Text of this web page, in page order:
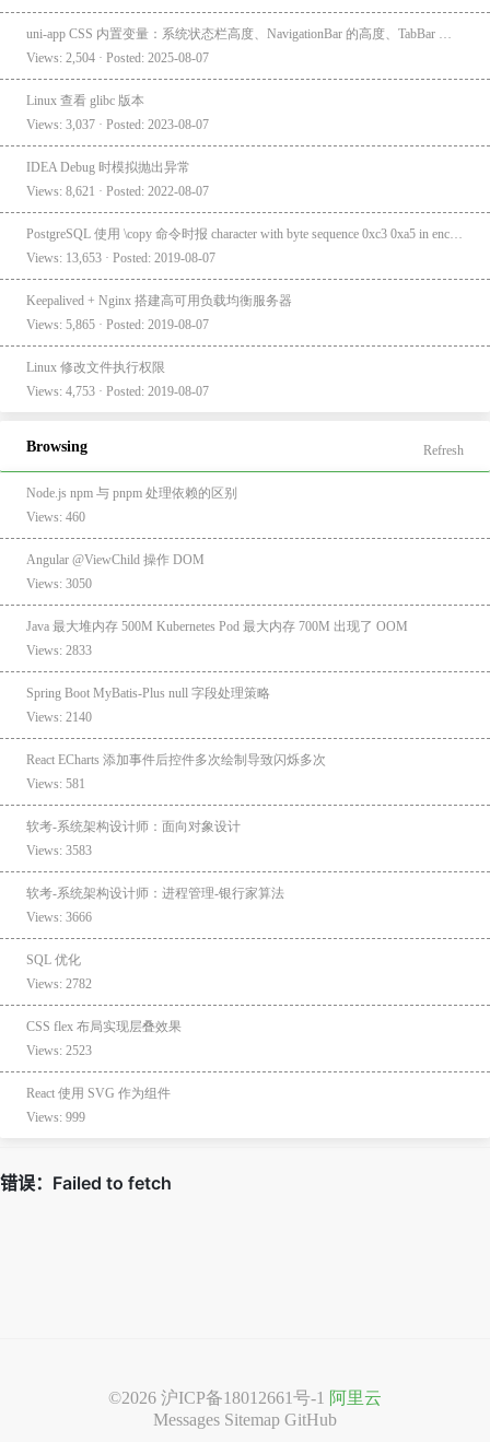
Views: 2,504 · Posted: 2025-08-07
Linux 查看 glibc 版本
Views: 3,037 · Posted: 2023-08-07
IDEA Debug 时模拟抛出异常
Views: 8,621 · Posted: 2022-08-07
Views: 13,653 · Posted: 2019-08-07
Keepalived + Nginx 搭建高可用负载均衡服务器
Views: 5,865 · Posted: 2019-08-07
Linux 修改文件执行权限
Views: 4,753 · Posted: 2019-08-07
Browsing Refresh
Node.js npm 与 pnpm 处理依赖的区别
Views: 460
Angular @ViewChild 操作 DOM
Views: 3050
Java 最大堆内存 500M Kubernetes Pod 最大内存 700M 出现了 OOM
Views: 2833
Spring Boot MyBatis-Plus null 字段处理策略
Views: 2140
React ECharts 添加事件后控件多次绘制导致闪烁多次
Views: 581
软考-系统架构设计师：面向对象设计
Views: 3583
软考-系统架构设计师：进程管理-银行家算法
Views: 3666
SQL 优化
Views: 2782
CSS flex 布局实现层叠效果
Views: 2523
React 使用 SVG 作为组件
Views: 999
©2026 沪ICP备18012661号-1 阿里云
Messages Sitemap GitHub